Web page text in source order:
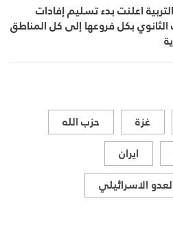
اعلنت بدء تسليم إفادات
الثانوي بكل فروعها إلى كل المناطق
غزة
حزب الله
ايران
الاسرائيلي